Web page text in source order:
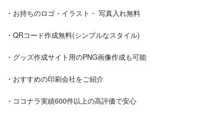
・お持ちのロゴ・イラスト・ 写真入れ無料
・QRコード作成無料(シンプルなスタイル)
・グッズ作成サイト用のPNG画像作成も可能
・おすすめの印刷会社をご紹介
・ココナラ実績600件以上の高評価で安心